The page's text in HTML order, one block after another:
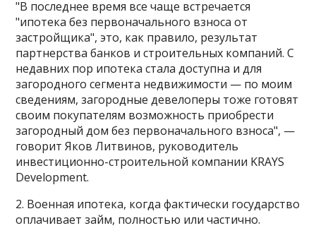
"В последнее время все чаще встречается
"ипотека без первоначального взноса от
застройщика", это, как правило, результат
партнерства банков и строительных компаний. С
недавних пор ипотека стала доступна и для
загородного сегмента недвижимости — по моим
сведениям, загородные девелоперы тоже готовят
своим покупателям возможность приобрести
загородный дом без первоначального взноса", —
говорит Яков Литвинов, руководитель
инвестиционно-строительной компании KRAYS
Development.
2. Военная ипотека, когда фактически государство
оплачивает займ, полностью или частично.